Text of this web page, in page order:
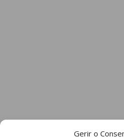
Gerir o